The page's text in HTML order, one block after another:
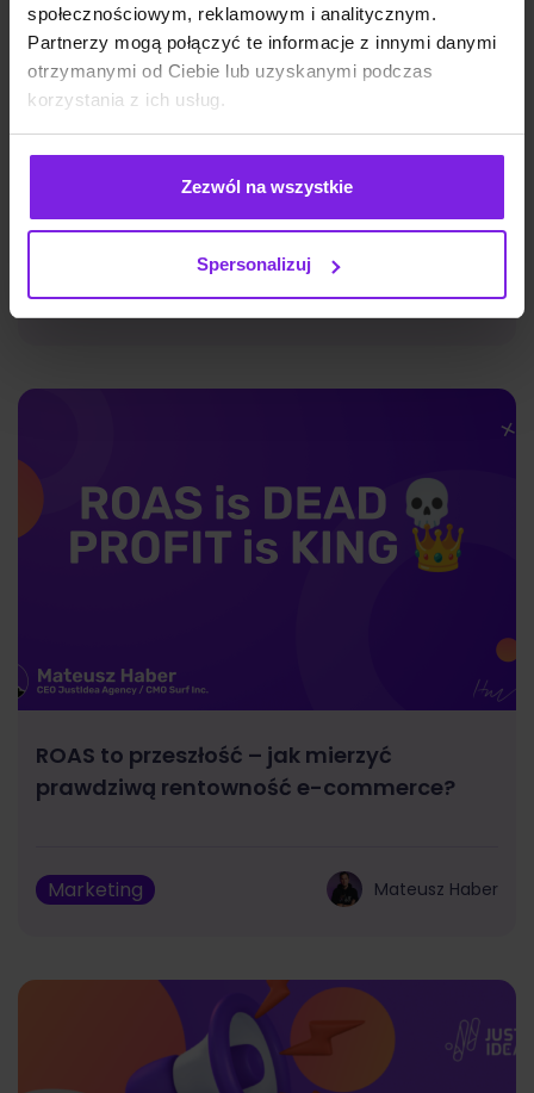
społecznościowym, reklamowym i analitycznym.
Partnerzy mogą połączyć te informacje z innymi danymi
otrzymanymi od Ciebie lub uzyskanymi podczas
korzystania z ich usług.
Zezwól na wszystkie
Spersonalizuj
Jak wykorzystać marketing automation
do zwiększenia retencji klientów?
Marketing Aleksandra Skotnicka
ROAS to przeszłość – jak mierzyć
prawdziwą rentowność e-commerce?
Marketing Mateusz Haber